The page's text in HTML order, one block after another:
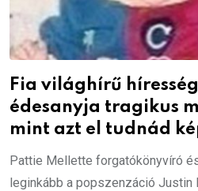
Fia világhírű
édesanyja tragikus
mint azt el tudnád
Pattie Mellette forgatókönyvíró
leginkább a popszenzáció Justin